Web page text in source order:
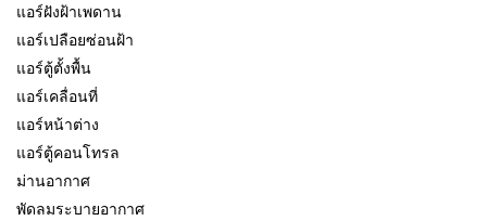
แอร์ฝังฝ้าเพดาน
แอร์เปลือยซ่อนฝ้า
แอร์ตู้ตั้งพื้น
แอร์เคลื่อนที่
แอร์หน้าต่าง
แอร์ตู้คอนโทรล
ม่านอากาศ
พัดลมระบายอากาศ